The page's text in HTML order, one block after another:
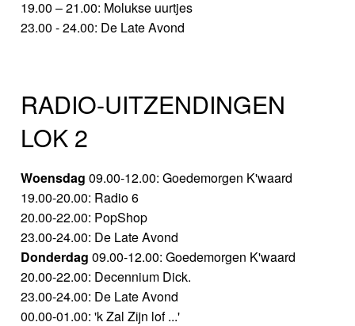
19.00 – 21.00: Molukse uurtjes
23.00 - 24.00: De Late Avond
RADIO-UITZENDINGEN
LOK 2
Woensdag 09.00-12.00: Goedemorgen K'waard
19.00-20.00: Radio 6
20.00-22.00: PopShop
23.00-24.00: De Late Avond
Donderdag 09.00-12.00: Goedemorgen K'waard
20.00-22.00: Decennium Dick.
23.00-24.00: De Late Avond
00.00-01.00: 'k Zal Zijn lof ...'